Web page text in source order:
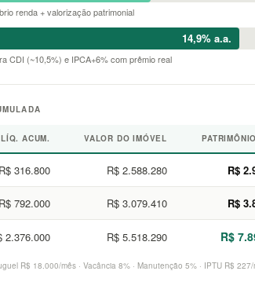
renda + valorização patrimonial
14,9% a.a.
CDI (~10,5%) e IPCA+6% com prêmio real
ACUM. VALOR DO IMÓVEL
R$ 316.800 R$ 2.588.280 R$
R$ 792.000 R$ 3.079.410 R$
2.376.000 R$ 5.518.290 R$
R$ 18.000/mês · Vacância 8% · Manutenção 5% · IPTU R$